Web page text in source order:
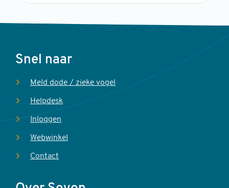
Voet
Snel naar
Meld dode / zieke vogel
Helpdesk
Inloggen
Webwinkel
Contact